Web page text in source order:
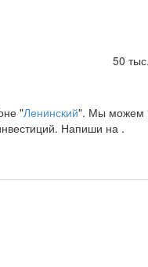
50
"Ленинский". Мы можем
Напиши на .